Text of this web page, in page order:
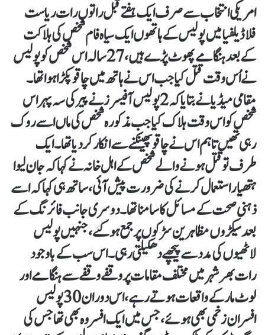
امریکی انتخاب سے صرف ایک ہفتے قبل راتوں رات ریاست
فلاڈیلفیا میں پولیس کے ہاتھوں ایک سیاہ فام شخص کی ہلاکت
کے بعد ہنگامے پھوٹ پڑے ہیں، 27 سالہ اس شخص کو پولیس
نے اُس وقت قتل کیا جب اس نے ہاتھ میں چاقو پکڑا ہوا تھا۔
مقامی میڈیا نے بتایا کہ 2 پولیس آفیسرز نے پیر کی سہ پہر اس
شخص کو اس وقت ہلاک کیا جب مذکورہ شخص کی ماں اسے روک
رہی تھیں تاہم اس نے چاقو پھینکنے سے انکار کردیا تھا۔ ایک
طرف تو قتل ہونے والے شخص کے اہل خانہ نے کہا کہ جان لیوا
ہتھیار استعمال کرنے کی ضرورت پیش آئی، ساتھ ہی کہا کہ اسے
ذہنی صحت کے مسائل کا سامنا تھا۔ دوسری جانب فائرنگ کے
بعد سیکڑوں مظاہرین سڑکوں پر جمع ہوگئے، جنہیں پولیس
لاٹھیوں کی مدد سے پیچھے دھکیلتی رہی۔ اس سب کے باوجود
رات بھر شہر میں مختلف مقامات پر وقفے وقفے سے ہنگامے اور
لوٹ مار کے واقعات ہوتے رہے، اس دوران 30 پولیس
افسران زخمی بھی ہوئے، جس میں ایک افسر وہ بھی تھا جس کی